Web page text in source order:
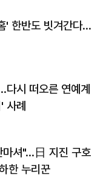
' 한반도 빗겨간다…
시 떠오른 연예계
사례
마셔"…日 지진 구호
한 누리꾼